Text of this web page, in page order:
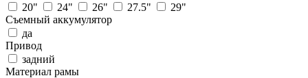
20"
24" 26" 27.5"
29"
Съемный аккумулятор
да
Привод
задний
Материал рамы